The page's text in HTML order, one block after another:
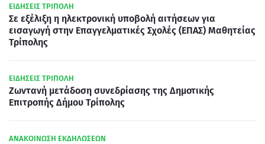
ΕΙΔΗΣΕΙΣ ΤΡΙΠΟΛΗ
Σε εξέλιξη η ηλεκτρονική υποβολή αιτήσεων για
εισαγωγή στην Επαγγελματικές Σχολές (ΕΠΑΣ) Μαθητείας
Τρίπολης
ΕΙΔΗΣΕΙΣ ΤΡΙΠΟΛΗ
Ζωντανή μετάδοση συνεδρίασης της Δημοτικής
Επιτροπής Δήμου Τρίπολης
ΑΝΑΚΟΙΝΩΣΗ ΕΚΔΗΛΩΣΕΩΝ